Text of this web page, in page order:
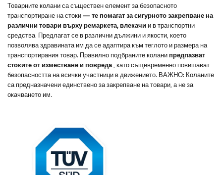
Товарните колани са съществен елемент за безопасното
транспортиране на стоки — те помагат за сигурното закрепване на
различни товари върху ремаркета, влекачи и в транспортни
средства. Предлагат се в различни дължини и якости, което
позволява здравината им да се адаптира към теглото и размера на
транспортирания товар. Правилно подбраните колани предпазват
стоките от изместване и повреда, като същевременно повишават
безопасността на всички участници в движението. ВАЖНО: Коланите
са предназначени единствено за закрепване на товари, а не за
окачването им.